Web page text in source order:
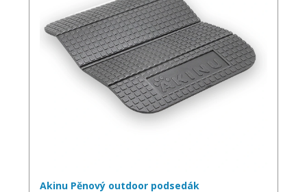
Akinu Pěnový outdoor podsedák